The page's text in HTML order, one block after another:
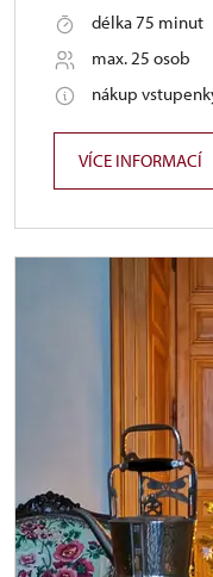
délka 75 minut
max. 25 osob
nákup
VÍCE INFORMACÍ